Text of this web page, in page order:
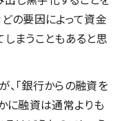
の要因によって資金
まうこともあると思
、「銀行からの融資を
に融資は通常よりも